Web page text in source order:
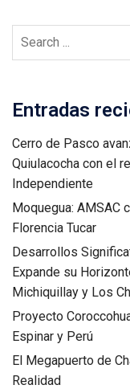
entradas
Entradas
Cerro de Pasco
Quiulacocha con el
Independiente
Moquegua: AMSAC
Florencia Tucar
Desarrollos
Expande su
Michiquillay y Los
Proyecto
Espinar y Perú
El Megapuerto de
Realidad